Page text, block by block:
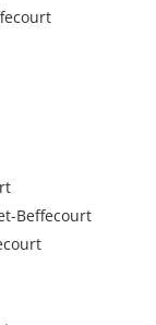
Beffecourt